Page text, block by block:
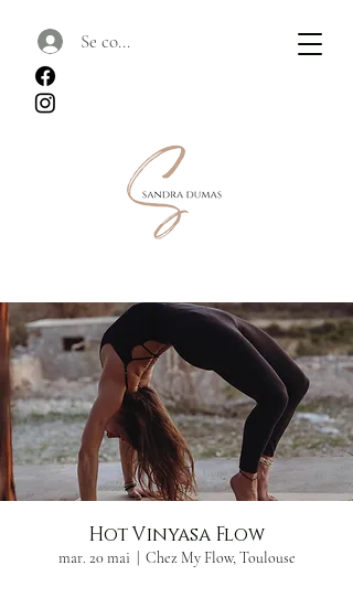
Se connecter
Hot Vinyasa Flow
mar. 20 mai Chez My Flow, Toulouse